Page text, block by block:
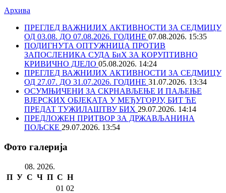
Архива
ПРЕГЛЕД ВАЖНИЈИХ АКТИВНОСТИ ЗА СЕДМИЦУ
ОД 03.08. ДО 07.08.2026. ГОДИНЕ 07.08.2026. 15:35
ПОДИГНУТА ОПТУЖНИЦА ПРОТИВ
ЗАПОСЛЕНИКА СУДА БиХ ЗА КОРУПТИВНО
КРИВИЧНО ДЈЕЛО 05.08.2026. 14:24
ПРЕГЛЕД ВАЖНИЈИХ АКТИВНОСТИ ЗА СЕДМИЦУ
ОД 27.07. ДО 31.07.2026. ГОДИНЕ 31.07.2026. 13:34
ОСУМЊИЧЕНИ ЗА СКРНАВЉЕЊЕ И ПАЉЕЊЕ
ВЈЕРСКИХ ОБЈЕКАТА У МЕЂУГОРЈУ, БИТ ЋЕ
ПРЕДАТ ТУЖИЛАШТВУ БИХ 29.07.2026. 14:14
ПРЕДЛОЖЕН ПРИТВОР ЗА ДРЖАВЉАНИНА
ПОЉСКЕ 29.07.2026. 13:54
Фото галерија
08. 2026.
П У С Ч П С Н
01 02